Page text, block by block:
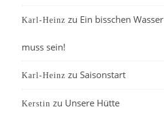
Karl-Heinz zu Ein bisschen Wasser
muss sein!
Karl-Heinz zu Saisonstart
Kerstin zu Unsere Hütte